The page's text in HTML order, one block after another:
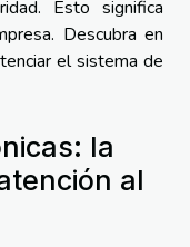
Esto significa
Descubra en
el sistema de
la
al